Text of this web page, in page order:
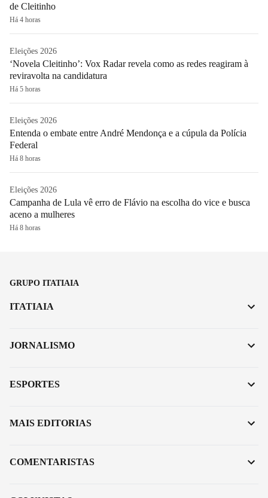
de Cleitinho
Há 4 horas
Eleições 2026
‘Novela Cleitinho’: Vox Radar revela como as redes reagiram à
reviravolta na candidatura
Há 5 horas
Eleições 2026
Entenda o embate entre André Mendonça e a cúpula da Polícia
Federal
Há 8 horas
Eleições 2026
Campanha de Lula vê erro de Flávio na escolha do vice e busca
aceno a mulheres
Há 8 horas
GRUPO ITATIAIA
ITATIAIA
JORNALISMO
ESPORTES
MAIS EDITORIAS
COMENTARISTAS